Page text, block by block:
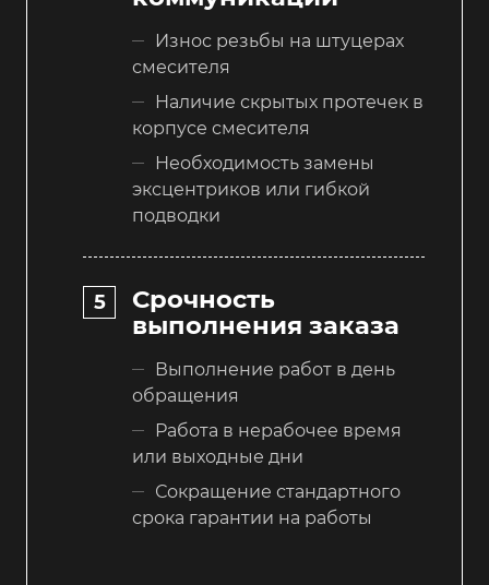
Износ резьбы на штуцерах
смесителя
Наличие скрытых протечек в
корпусе смесителя
Необходимость замены
эксцентриков или гибкой
подводки
Срочность
выполнения заказа
Выполнение работ в день
обращения
Работа в нерабочее время
или выходные дни
Сокращение стандартного
срока гарантии на работы